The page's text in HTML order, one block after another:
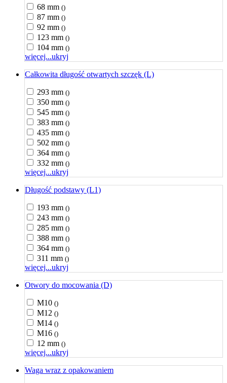
68 mm ()
87 mm ()
92 mm ()
123 mm ()
104 mm ()
więcej...ukryj
Całkowita długość otwartych szczęk (L)
293 mm ()
350 mm ()
545 mm ()
383 mm ()
435 mm ()
502 mm ()
364 mm ()
332 mm ()
więcej...ukryj
Długość podstawy (L1)
193 mm ()
243 mm ()
285 mm ()
388 mm ()
364 mm ()
311 mm ()
więcej...ukryj
Otwory do mocowania (D)
M10 ()
M12 ()
M14 ()
M16 ()
12 mm ()
więcej...ukryj
Waga wraz z opakowaniem